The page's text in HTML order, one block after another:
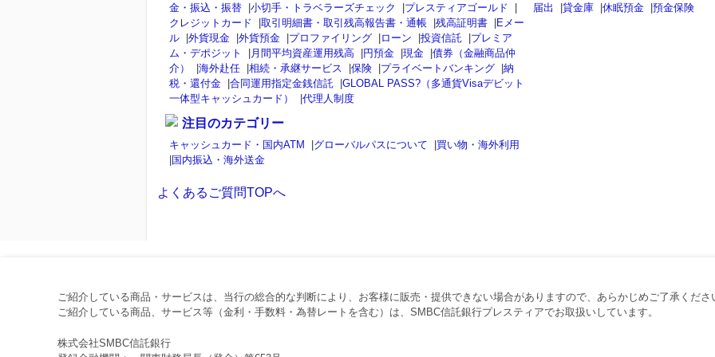
金・振込・振替
小切手・トラベラーズチェック プレスティアゴールド
クレジットカード
取引明細書・取引残高報告書・通帳 残高証明書
Eメー
ル
外貨現金 外貨預金 プロファイリング ローン 投資信託
プレミア
ム・デポジット
月間平均資産運用残高 円預金 現金
債券（金融商品仲
介）
海外赴任 相続・承継サービス 保険 プライベートバンキング
納
税・還付金
合同運用指定金銭信託
GLOBAL PASS?（多通貨Visaデビット
一体型キャッシュカード）
代理人制度
届出
貸金庫 休眠預金 預金保険
注目のカテゴリー
キャッシュカード・国内ATM グローバルパスについて
買い物・海外利用
国内振込・海外送金
よくあるご質問TOPへ
ご紹介している商品・サービスは、当行の総合的な判断により、お客様に販売・提供できない場合がありますので、あらかじめご了承くださ
ご紹介している商品、サービス等（金利・手数料・為替レートを含む）は、SMBC信託銀行プレスティアでお取扱いしています。
株式会社SMBC信託銀行